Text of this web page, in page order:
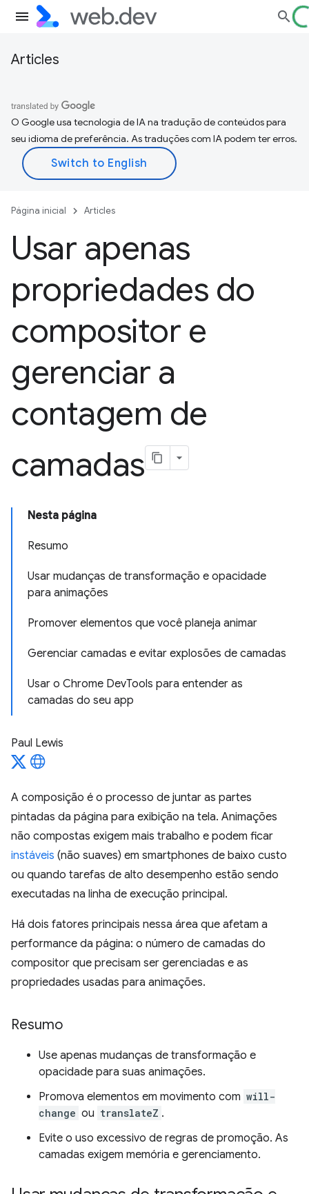
Articles
O Google usa tecnologia de IA na tradução de conteúdos para
seu idioma de preferência. As traduções com IA podem ter erros.
Página inicial Articles
Usar apenas
propriedades do
compositor e
gerenciar a
contagem de
camadas
Nesta página
Resumo
Usar mudanças de transformação e opacidade
para animações
Promover elementos que você planeja animar
Gerenciar camadas e evitar explosões de camadas
Usar o Chrome DevTools para entender as
camadas do seu app
Paul Lewis
A composição é o processo de juntar as partes
pintadas da página para exibição na tela. Animações
não compostas exigem mais trabalho e podem ficar
instáveis (não suaves) em smartphones de baixo custo
ou quando tarefas de alto desempenho estão sendo
executadas na linha de execução principal.
Há dois fatores principais nessa área que afetam a
performance da página: o número de camadas do
compositor que precisam ser gerenciadas e as
propriedades usadas para animações.
Resumo
Use apenas mudanças de transformação e
opacidade para suas animações.
Promova elementos em movimento com will-
change ou translateZ .
Evite o uso excessivo de regras de promoção. As
camadas exigem memória e gerenciamento.